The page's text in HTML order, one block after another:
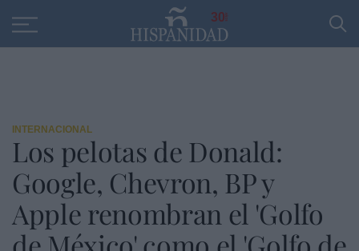
30
INTERNACIONAL
Los pelotas de Donald:
Google, Chevron, BP y
Apple renombran el 'Golfo